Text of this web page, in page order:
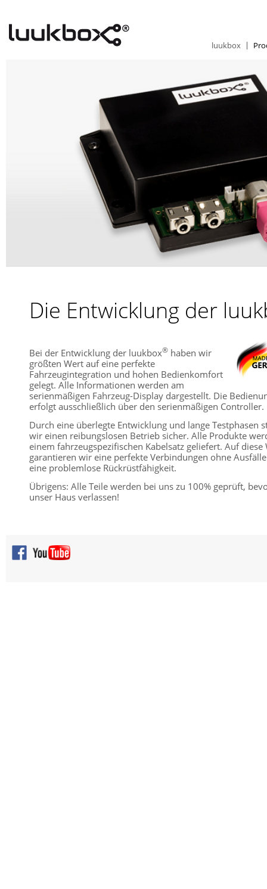
luukbox
Die Entwicklung der
Bei der Entwicklung der luukbox® haben wir
größten Wert auf eine perfekte
Fahrzeugintegration und hohen Bedienkomfort
gelegt. Alle Informationen werden am
serienmäßigen Fahrzeug-Display dargestellt. Die
erfolgt ausschließlich über den serienmäßigen Controller.
Durch eine überlegte Entwicklung und lange Testphasen
wir einen reibungslosen Betrieb sicher. Alle Produkte
einem fahrzeugspezifischen Kabelsatz geliefert. Auf diese
garantieren wir eine perfekte Verbindungen ohne
eine problemlose Rückrüstfähigkeit.
Übrigens: Alle Teile werden bei uns zu 100% geprüft,
unser Haus verlassen!